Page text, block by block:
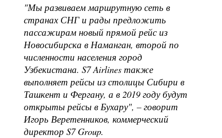
"Мы развиваем маршрутную сеть в
странах СНГ и рады предложить
пассажирам новый прямой рейс из
Новосибирска в Наманган, второй по
численности населения город
Узбекистана. S7 Airlines также
выполняет рейсы из столицы Сибири в
Ташкент и Фергану, а в 2019 году будут
открыты рейсы в Бухару", – говорит
Игорь Веретенников, коммерческий
директор S7 Group.